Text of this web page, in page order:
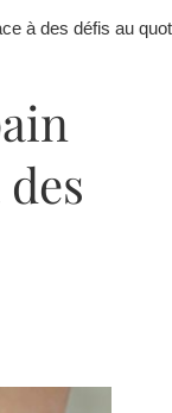
à des défis au